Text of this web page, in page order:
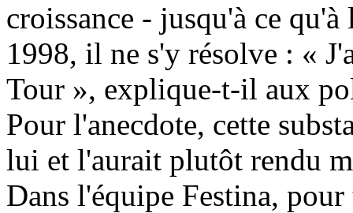
croissance - jusqu'à ce
1998, il ne s'y résolve : «
Tour », explique-t-il aux
Pour l'anecdote, cette
lui et l'aurait plutôt rendu
Dans l'équipe Festina,